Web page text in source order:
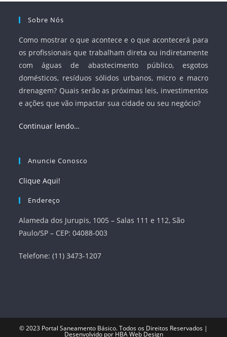
Sobre Nós
Como mostrar o que acontece e o que acontecerá para
os profissionais que trabalham direta ou indiretamente
com águas de abastecimento público, esgotos
domésticos, resíduos sólidos urbanos, micro e macro
drenagem? Quais serão as próximas leis, investimentos
e ações que vão impactar sua cidade ou seu negócio?
Continuar lendo…
Anuncie Conosco
Clique Aqui!
Endereço
Alameda dos Jurupis, 1005 – Salas 111 e 112, São
Paulo/SP – CEP: 04088-003
Telefone: (11) 3473-1207
© 2023 Portal Saneamento Básico. Todos os Direitos Reservados |
Desenvolvido por HBA Web Design